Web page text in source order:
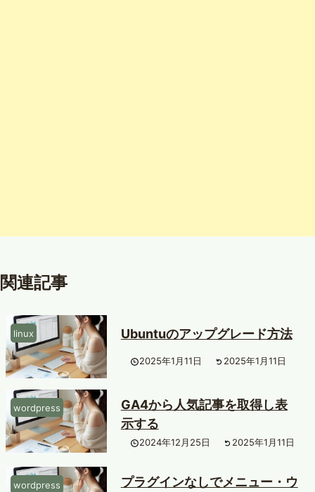
関連記事
linux Ubuntuのアップグレード方法
2025年1月11日 2025年1月11日
wordpress
GA4から人気記事を取得し表
示する
2024年12月25日 2025年1月11日
wordpress
プラグインなしでメニュー・ウ